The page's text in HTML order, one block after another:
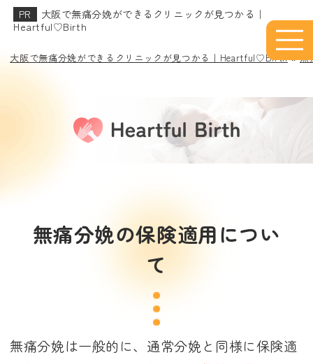
大阪で無痛分娩ができるクリニックが見つかる｜
Heartful♡Birth
大阪で無痛分娩ができるクリニックが見つかる｜Heartful♡Birth»無
無痛分娩の保険適用につい
て
無痛分娩は一般的に、通常分娩と同様に保険適